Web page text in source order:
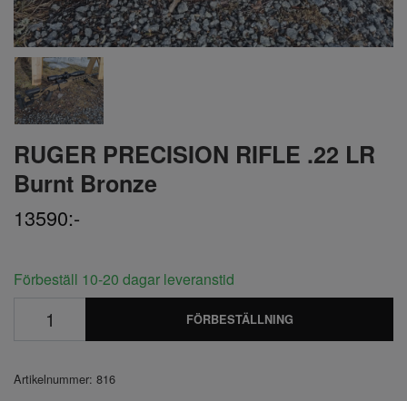
RUGER PRECISION RIFLE .22 LR
Burnt Bronze
13590:-
Förbeställ 10-20 dagar leveranstid
FÖRBESTÄLLNING
Artikelnummer: 816